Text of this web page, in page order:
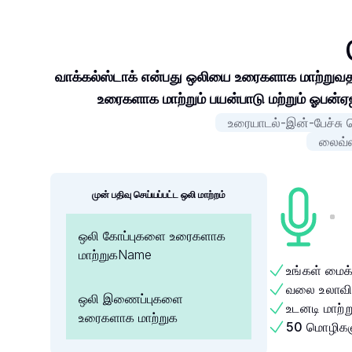
வாக்கல்ஸ்டாக் என்பது ஒலியை உரைகளாக
உரைகளாக மாற்றும் பயன்பாடு மற்றும்
உரையாடல்-இன்-பேச்சு
முன் பதிவு செய்யப்பட்ட ஒலி மாற்றம்
ஒலி கோப்புகளை உரைகளாக
மாற்றுகName
ஒலி இணைப்புகளை
உரைகளாக மாற்றுக
உங்கள்
வலை
உடனடி
50